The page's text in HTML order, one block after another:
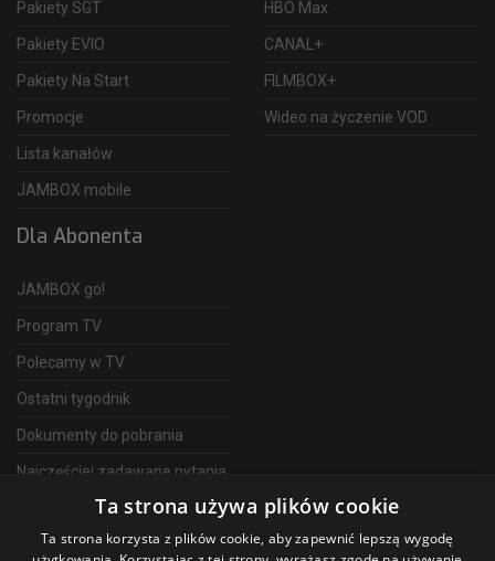
Pakiety SGT
Pakiety EVIO
Pakiety Na Start
Promocje
Lista kanałów
JAMBOX mobile
HBO Max
CANAL+
FILMBOX+
Wideo na życzenie VOD
Dla Abonenta
JAMBOX go!
Program TV
Polecamy w TV
Ostatni tygodnik
Dokumenty do pobrania
Najczęściej zadawane pytania
Telewizja Światłowodowa
Ta strona używa plików cookie
Ta strona korzysta z plików cookie, aby zapewnić lepszą wygodę